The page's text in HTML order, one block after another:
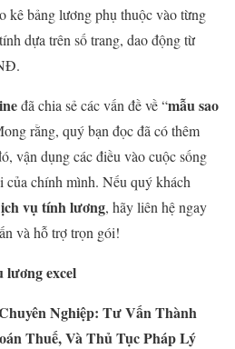
kê bảng lương phụ thuộc vào từng
dựa trên số trang, dao động từ
đã chia sẻ các vấn đề về “mẫu sao
rằng, quý bạn đọc đã có thêm
vận dụng các điều vào cuộc sống
của chính mình. Nếu quý khách
vụ tính lương, hãy liên hệ ngay
và hỗ trợ trọn gói!
lương excel
Nghiệp: Tư Vấn Thành
Thuế, Và Thủ Tục Pháp Lý